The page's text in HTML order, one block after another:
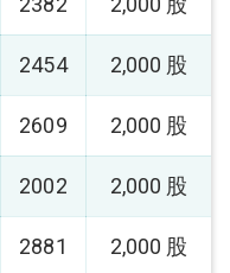
2454 2,000 股
2609 2,000 股
2002 2,000 股
2881 2,000 股